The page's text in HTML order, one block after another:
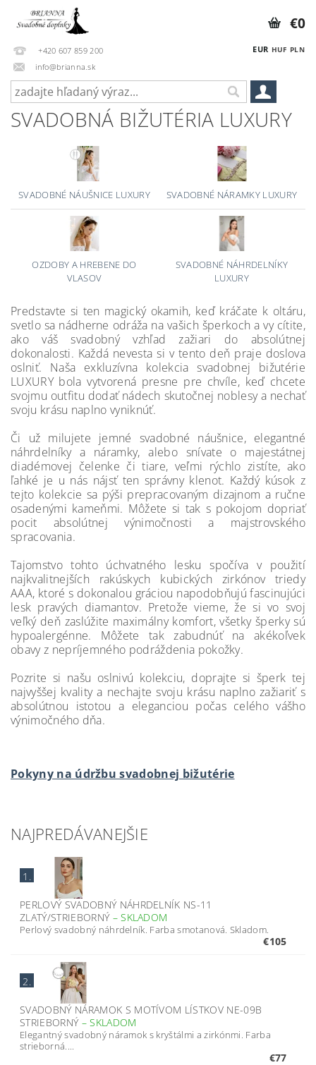
+420 607 859 200
info@brianna.sk
EUR HUF PLN
€0
SVADOBNÁ BIŽUTÉRIA LUXURY
SVADOBNÉ NÁUŠNICE LUXURY SVADOBNÉ NÁRAMKY LUXURY
OZDOBY A HREBENE DO
VLASOV
SVADOBNÉ NÁHRDELNÍKY
LUXURY
Predstavte si ten magický okamih, keď kráčate k oltáru,
svetlo sa nádherne odráža na vašich šperkoch a vy cítite,
ako váš svadobný vzhľad zažiari do absolútnej
dokonalosti. Každá nevesta si v tento deň praje doslova
oslniť. Naša exkluzívna kolekcia svadobnej bižutérie
LUXURY bola vytvorená presne pre chvíle, keď chcete
svojmu outfitu dodať nádech skutočnej noblesy a nechať
svoju krásu naplno vyniknúť.
Či už milujete jemné svadobné náušnice, elegantné
náhrdelníky a náramky, alebo snívate o majestátnej
diadémovej čelenke či tiare, veľmi rýchlo zistíte, ako
ľahké je u nás nájsť ten správny klenot. Každý kúsok z
tejto kolekcie sa pýši prepracovaným dizajnom a ručne
osadenými kameňmi. Môžete si tak s pokojom dopriať
pocit absolútnej výnimočnosti a majstrovského
spracovania.
Tajomstvo tohto úchvatného lesku spočíva v použití
najkvalitnejších rakúskych kubických zirkónov triedy
AAA, ktoré s dokonalou gráciou napodobňujú fascinujúci
lesk pravých diamantov. Pretože vieme, že si vo svoj
veľký deň zaslúžite maximálny komfort, všetky šperky sú
hypoalergénne. Môžete tak zabudnúť na akékoľvek
obavy z nepríjemného podráždenia pokožky.
Pozrite si našu oslnivú kolekciu, doprajte si šperk tej
najvyššej kvality a nechajte svoju krásu naplno zažiariť s
absolútnou istotou a eleganciou počas celého vášho
výnimočného dňa.
Pokyny na údržbu svadobnej bižutérie
NAJPREDÁVANEJŠIE
1.
PERLOVÝ SVADOBNÝ NÁHRDELNÍK NS-11
ZLATÝ/STRIEBORNÝ –SKLADOM
Perlový svadobný náhrdelník. Farba smotanová. Skladom.
€105
2.
SVADOBNÝ NÁRAMOK S MOTÍVOM LÍSTKOV NE-09B
STRIEBORNÝ –SKLADOM
Elegantný svadobný náramok s kryštálmi a zirkónmi. Farba
strieborná....
€77